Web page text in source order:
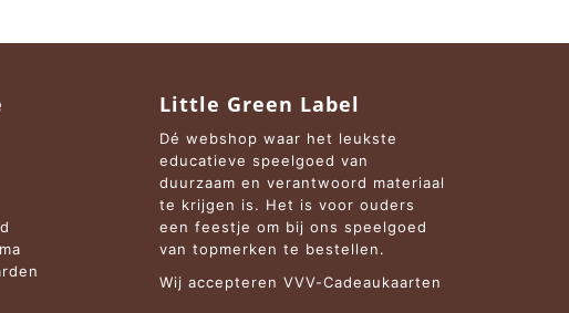
Little Green Label
Dé webshop waar het leukste
educatieve speelgoed van
duurzaam en verantwoord materiaal
te krijgen is. Het is voor ouders
een feestje om bij ons speelgoed
van topmerken te bestellen.
Wij accepteren VVV-Cadeaukaarten